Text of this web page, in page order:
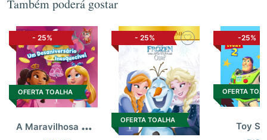
Também poderá gostar
- 25%
OFERTA TOALHA
A
Maravilhosa Pastelaria da Alice #1
- 25%
OFERTA TOALHA
-25%
OFERTA
Toy